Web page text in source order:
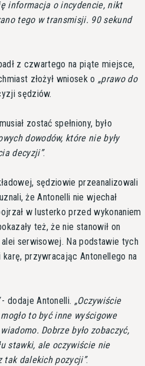
informacja o incydencie, nikt
tego w transmisji. 90 sekund
z czwartego na piąte miejsce,
złożył wniosek o
prawo do
sędziów.
zostać spełniony, było
dowodów, które nie były
decyzji .
sędziowie przeanalizowali
że Antonelli nie wjechał
w lusterko przed wykonaniem
też, że nie stanowił on
serwisowej. Na podstawie tych
przywracając Antonellego na
dodaje Antonelli.
Oczywiście
to być inne wyścigowe
Dobrze było zobaczyć,
stawki, ale oczywiście nie
tak dalekich pozycji .